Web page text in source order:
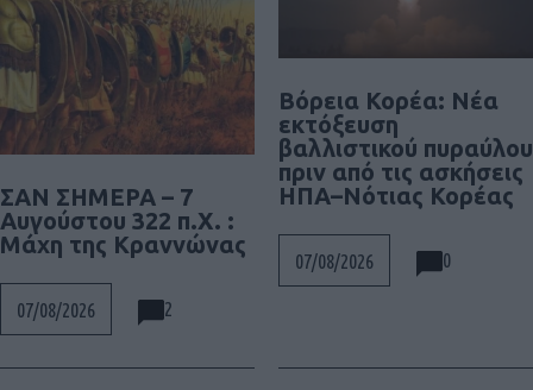
ΣΑΝ ΣΗΜΕΡΑ – 7
Αυγούστου 322 π.Χ. :
Μάχη της Κραννώνας
07/08/2026 2
Βόρεια Κορέα: Νέα
εκτόξευση
βαλλιστικού πυραύλου
πριν από τις ασκήσεις
ΗΠΑ–Νότιας Κορέας
07/08/2026 0